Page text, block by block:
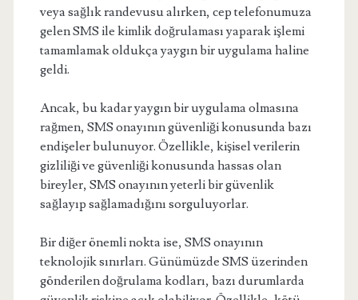
veya sağlık randevusu alırken, cep telefonumuza
gelen SMS ile kimlik doğrulaması yaparak işlemi
tamamlamak oldukça yaygın bir uygulama haline
geldi.
Ancak, bu kadar yaygın bir uygulama olmasına
rağmen, SMS onayının güvenliği konusunda bazı
endişeler bulunuyor. Özellikle, kişisel verilerin
gizliliği ve güvenliği konusunda hassas olan
bireyler, SMS onayının yeterli bir güvenlik
sağlayıp sağlamadığını sorguluyorlar.
Bir diğer önemli nokta ise, SMS onayının
teknolojik sınırları. Günümüzde SMS üzerinden
gönderilen doğrulama kodları, bazı durumlarda